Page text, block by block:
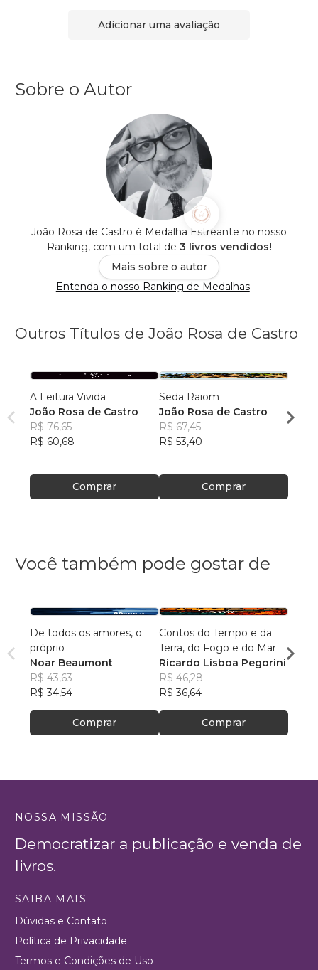
Adicionar uma avaliação
Sobre o Autor
João Rosa de Castro é Medalha Estreante no nosso
Ranking, com um total de 3 livros vendidos!
Mais sobre o autor
Entenda o nosso Ranking de Medalhas
Outros Títulos de João Rosa de Castro
A Leitura Vivida
João Rosa de Castro
R$ 76,65
R$ 60,68
Comprar
Seda Raiom
João Rosa de Castro
R$ 67,45
R$ 53,40
Comprar
João
R$
Você também pode gostar de
De todos os amores, o
próprio
Noar Beaumont
R$ 43,63
R$ 34,54
Comprar
Contos do Tempo e da
Terra, do Fogo e do Mar
Ricardo Lisboa Pegorini
R$ 46,28
R$ 36,64
Comprar
R$
NOSSA MISSÃO
Democratizar a publicação e venda de
livros.
SAIBA MAIS
Dúvidas e Contato
Política de Privacidade
Termos e Condições de Uso